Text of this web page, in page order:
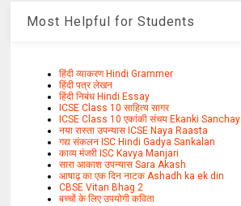
Most Helpful for Students
हिंदी व्याकरण Hindi Grammer
हिंदी पत्र लेखन
हिंदी निबंध Hindi Essay
ICSE Class 10 साहित्य सागर
ICSE Class 10 एकांकी संचय Ekanki Sanchay
नया रास्ता उपन्यास ICSE Naya Raasta
गद्य संकलन ISC Hindi Gadya Sankalan
काव्य मंजरी ISC Kavya Manjari
सारा आकाश उपन्यास Sara Akash
आषाढ़ का एक दिन नाटक Ashadh ka ek din
CBSE Vitan Bhag 2
बच्चों के लिए उपयोगी कविता